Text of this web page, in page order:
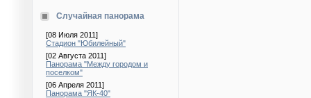
Случайная панорама
[08 Июля 2011]
Стадион "Юбилейный"
[02 Августа 2011]
Панорама "Между городом и
поселком"
[06 Апреля 2011]
Панорама "ЯК-40"